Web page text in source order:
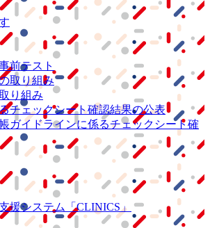
前テスト
取り組み
り組み
チェックシート確認結果の公表
ガイドラインに係るチェックシート確
援システム
「CLINICS」